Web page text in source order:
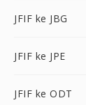
JFIF ke JBG
JFIF ke JPE
JFIF ke ODT